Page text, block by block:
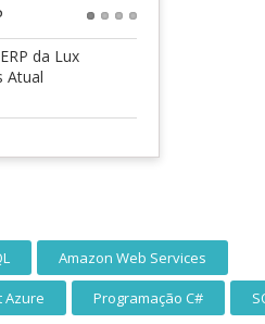
da Lux
Atual
Amazon Web Services
Azure Programação C#